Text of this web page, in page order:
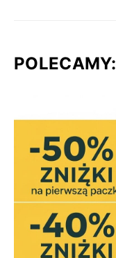
POLECAMY: